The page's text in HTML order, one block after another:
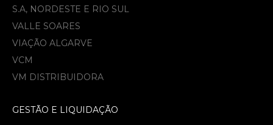
S.A, NORDESTE E RIO SUL
VALLE SOARES
VIAÇÃO ALGARVE
VCM
VM DISTRIBUIDORA
GESTÃO E LIQUIDAÇÃO